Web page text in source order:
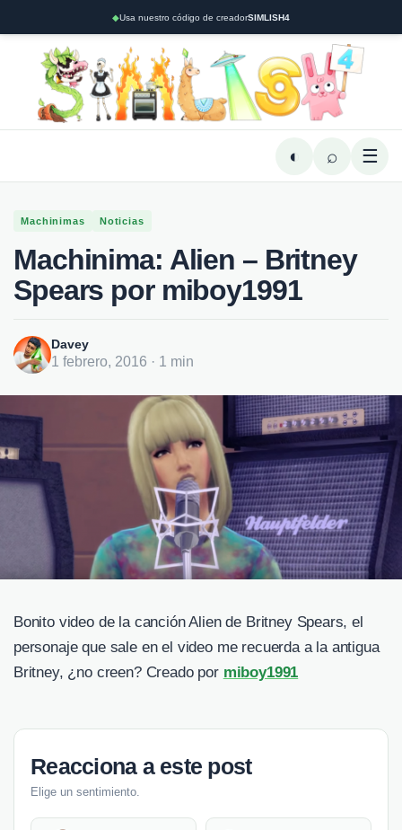
◆Usa nuestro código de creadorSIMLISH4
◐ ⌕ ☰
Machinimas Noticias
Machinima: Alien – Britney
Spears por miboy1991
Davey
1 febrero, 2016 · 1 min
Bonito video de la canción Alien de Britney Spears, el
personaje que sale en el video me recuerda a la antigua
Britney, ¿no creen? Creado por miboy1991
Reacciona a este post
Elige un sentimiento.